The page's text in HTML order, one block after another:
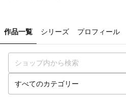
作品一覧 シリーズ プロフィール